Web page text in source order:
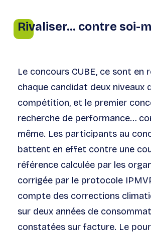
Rivaliser… contre soi-
Le concours CUBE, ce sont en
chaque candidat deux niveaux
compétition, et le premier
recherche de performance…
même. Les participants au
battent en effet contre une
référence calculée par les
corrigée par le protocole
compte des corrections
sur deux années de
constatées sur facture. Le